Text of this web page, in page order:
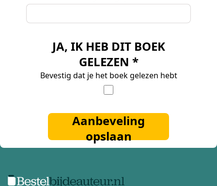
JA, IK HEB DIT BOEK
GELEZEN *
Bevestig dat je het boek gelezen hebt
Aanbeveling
opslaan